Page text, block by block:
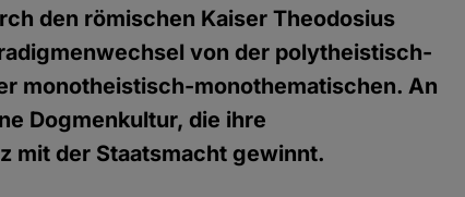
den römischen Kaiser Theodosius
von der polytheistisch-
monotheistisch-monothematischen. An
Dogmenkultur, die ihre
mit der Staatsmacht gewinnt.